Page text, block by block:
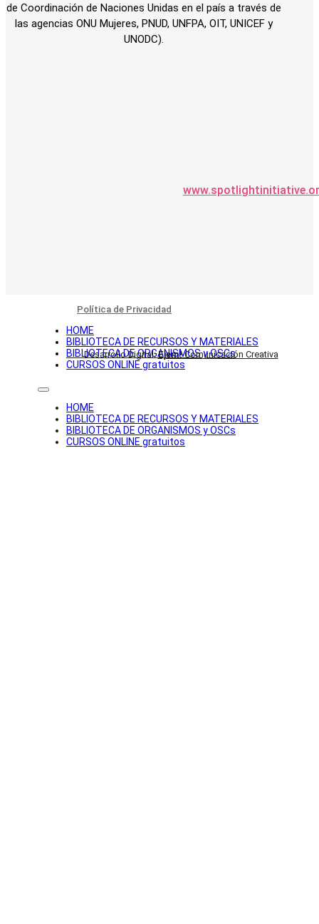
de Coordinación de Naciones Unidas en el país a través de
las agencias ONU Mujeres, PNUD, UNFPA, OIT, UNICEF y
UNODC).
Política de Privacidad
HOME
BIBLIOTECA DE RECURSOS Y MATERIALES
BIBLIOTECA DE ORGANISMOS y OSCs
CURSOS ONLINE gratuitos
HOME
BIBLIOTECA DE RECURSOS Y MATERIALES
BIBLIOTECA DE ORGANISMOS y OSCs
CURSOS ONLINE gratuitos
Desarrollo Digital:Ejem!Comunicación Creativa